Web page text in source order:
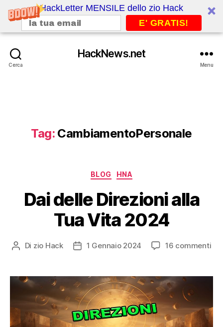
HackLetter MENSILE dello zio Hack
E' GRATIS!
Cerca
HackNews.net
Menu
Tag: CambiamentoPersonale
Categorie
BLOG HNA
Dai delle Direzioni alla
Tua Vita 2024
Autore
Di zio Hack
Data1 Gennaio 2024 16 commentisu